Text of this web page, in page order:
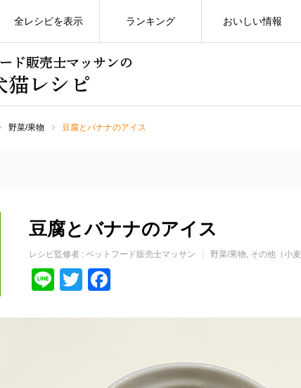
全レシピを表示 ランキング おいしい情報
野菜/果物 豆腐とバナナのアイス
豆腐とバナナのアイス
レシピ監修者 : ペットフード販売士マッサン 野菜/果物 その他（小麦
LineTwitter